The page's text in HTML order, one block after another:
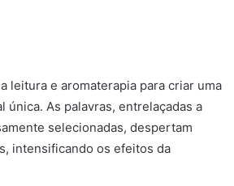
leitura e aromaterapia para criar uma
única. As palavras, entrelaçadas a
selecionadas, despertam
intensificando os efeitos da